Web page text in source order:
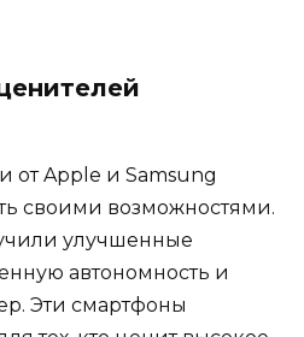
от Apple и Samsung
своими возможностями.
улучшенные
автономность и
Эти смартфоны